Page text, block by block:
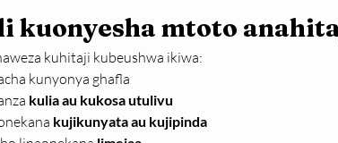
kuonyesha mtoto
kuhitaji kubeushwa ikiwa:
kunyonya ghafla
kulia au kukosa utulivu
kujikunyata au kujipinda